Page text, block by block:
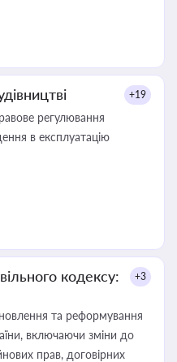
+19
регулювання
в експлуатацію
кодексу:
+3
та реформування
включаючи зміни до
прав, договірних